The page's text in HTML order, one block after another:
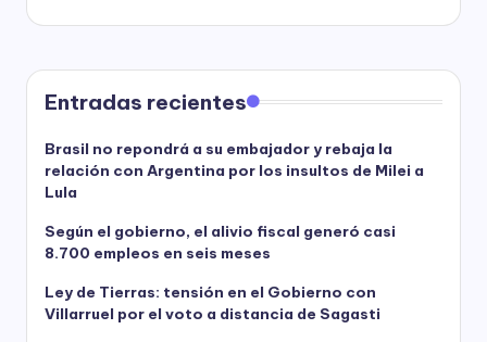
Entradas recientes
Brasil no repondrá a su embajador y rebaja la
relación con Argentina por los insultos de Milei a
Lula
Según el gobierno, el alivio fiscal generó casi
8.700 empleos en seis meses
Ley de Tierras: tensión en el Gobierno con
Villarruel por el voto a distancia de Sagasti